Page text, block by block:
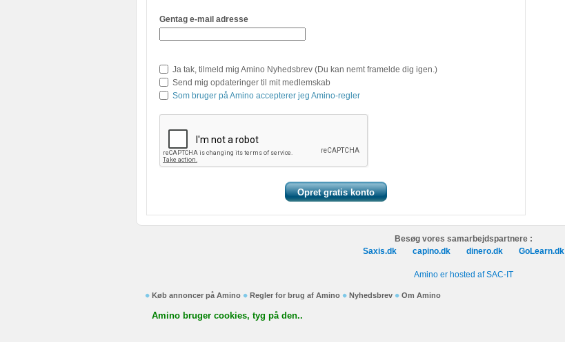
Gentag e-mail adresse
Ja tak, tilmeld mig Amino Nyhedsbrev (Du kan nemt framelde dig igen.)
Send mig opdateringer til mit medlemskab
Som bruger på Amino accepterer jeg Amino-regler
Besøg vores samarbejdspartnere :
Saxis.dk
capino.dk dinero.dk GoLearn.dk
Amino er hosted af SAC-IT
Køb annoncer på Amino Regler for brug af Amino Nyhedsbrev Om Amino
Amino bruger cookies, tyg på den..